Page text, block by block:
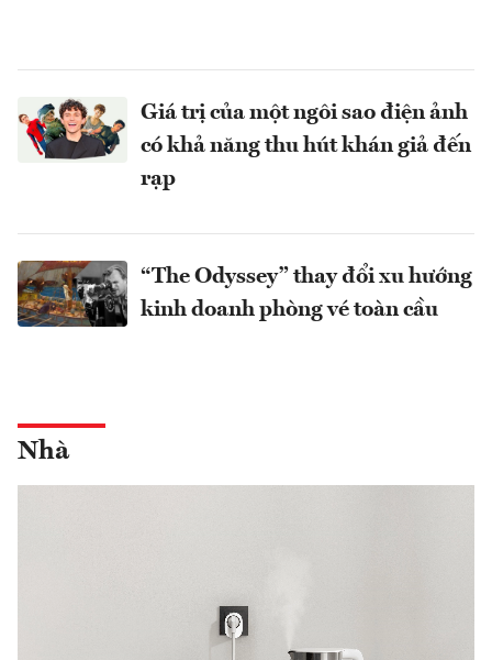
Giá trị của một ngôi sao điện ảnh
có khả năng thu hút khán giả đến
rạp
“The Odyssey” thay đổi xu hướng
kinh doanh phòng vé toàn cầu
Nhà